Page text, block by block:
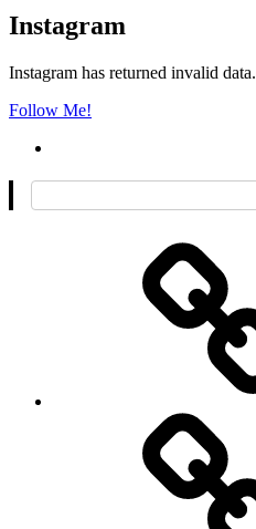
Instagram
Instagram has returned invalid data.
Follow Me!